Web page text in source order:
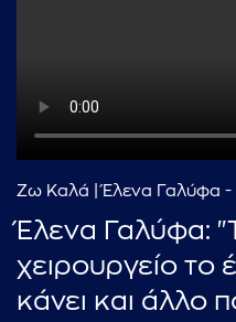
Ζω Καλά | Έλενα Γαλύφα
Έλενα Γαλύφα:
χειρουργείο το
κάνει και άλλο